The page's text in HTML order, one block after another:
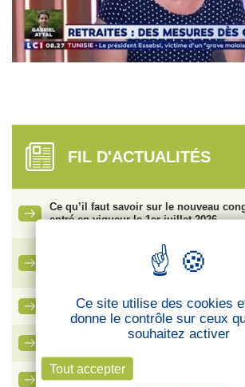
FIL D'ACTUALITÉS
Ce qu’il faut savoir sur le nouveau
entré en vigueur le 1er juillet 2026
Vente de SFR : face aux risques de
protéger les salariés ?
La lettre des cadres – CFTC Cadres
Bouygues SA – Élection du Comité
Ma carte adhérent CFTC
Ce site utilise des cookies
donne le contrôle sur ceux
souhaitez activer
Tout accepter